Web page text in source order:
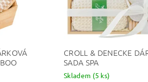
CROLL & DENECKE
SADA SPA
Skladem (5 ks)